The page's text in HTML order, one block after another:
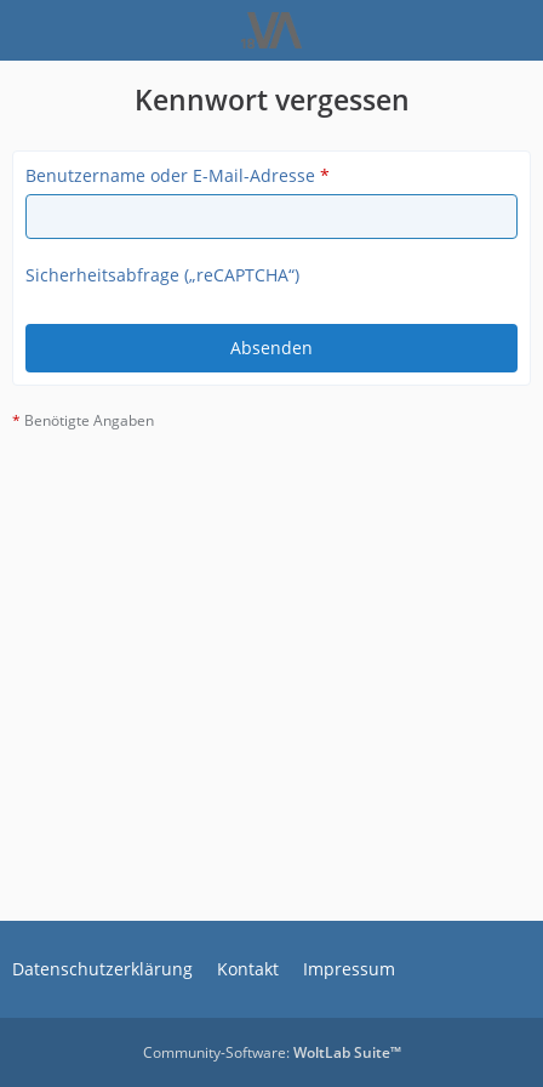
Kennwort vergessen
Benutzername oder E-Mail-Adresse *
Sicherheitsabfrage („reCAPTCHA“)
* Benötigte Angaben
Datenschutzerklärung Kontakt Impressum
Community-Software:WoltLab Suite™